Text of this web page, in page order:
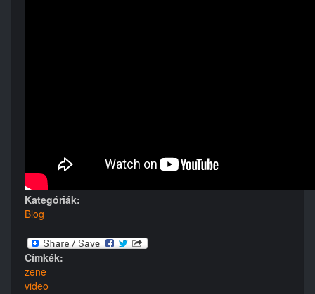
Kategóriák:
Blog
Címkék:
zene
video